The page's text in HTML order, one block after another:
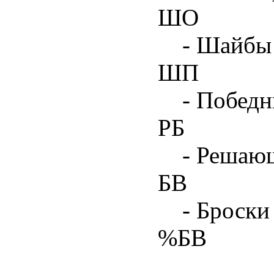
ШО
- Шайбы
ШП
-
РБ
-
БВ
-
%БВ